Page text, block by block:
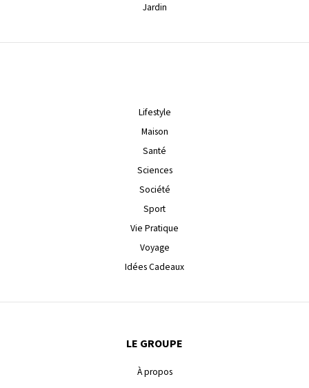
Jardin
Lifestyle
Maison
Santé
Sciences
Société
Sport
Vie Pratique
Voyage
Idées Cadeaux
LE GROUPE
À propos